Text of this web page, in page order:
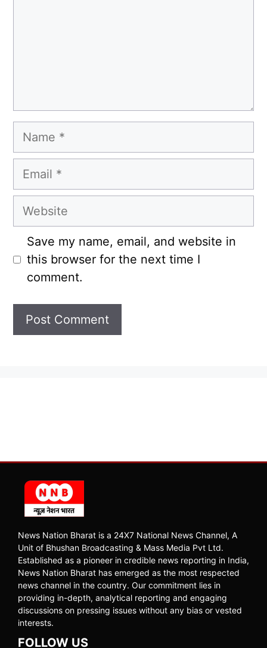
Name
Email
Website
Save my name, email, and website in
this browser for the next time I
comment.
News Nation Bharat is a 24X7 National News Channel, A
Unit of Bhushan Broadcasting & Mass Media Pvt Ltd.
Established as a pioneer in credible news reporting in India,
News Nation Bharat has emerged as the most respected
news channel in the country. Our commitment lies in
providing in-depth, analytical reporting and engaging
discussions on pressing issues without any bias or vested
interests.
FOLLOW US